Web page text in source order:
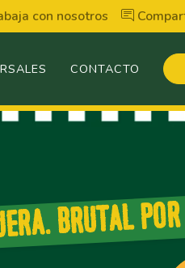
con nosotros
CONTACTO
BRUTAL